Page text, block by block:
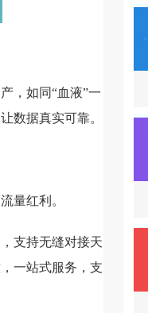
，如同“血液”一
数据真实可靠。
量红利。
支持无缝对接天
一站式服务，支